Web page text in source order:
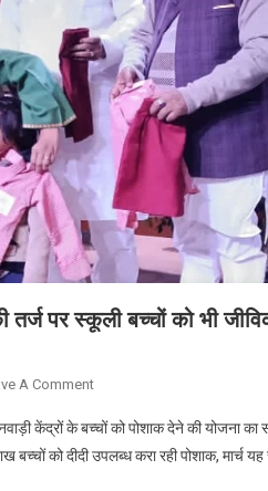
पर स्कूली बच्चों को भी
A CommentOn
News
:
केंद्रों के बच्चों को पोशाक देने की योजना
को दीदी उपलब्ध करा रही पोशाक, मार्च यह